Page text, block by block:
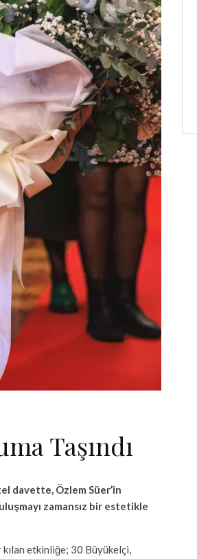
Taşındı
davette, Özlem Süer’in
zamansız bir estetikle
kılan etkinliğe; 30 Büyükelçi,